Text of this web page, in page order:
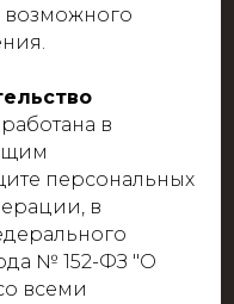
возможного
в
персональных
в
№ 152-ФЗ "О
всеми